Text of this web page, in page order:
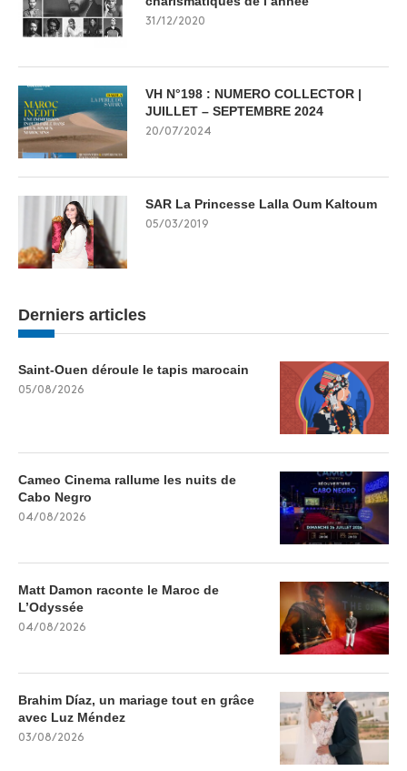
31/12/2020
VH N°198 : NUMERO COLLECTOR |
JUILLET – SEPTEMBRE 2024
20/07/2024
SAR La Princesse Lalla Oum Kaltoum
05/03/2019
Derniers articles
Saint-Ouen déroule le tapis marocain
05/08/2026
Cameo Cinema rallume les nuits de
Cabo Negro
04/08/2026
Matt Damon raconte le Maroc de
L’Odyssée
04/08/2026
Brahim Díaz, un mariage tout en grâce
avec Luz Méndez
03/08/2026